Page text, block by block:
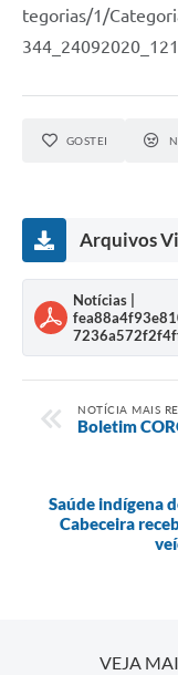
tegorias/1/
GOSTEI
Arquivos
Notícias |
NOTÍCIA MAIS
Boletim
Saúde indígena
Cabeceira
VEJA